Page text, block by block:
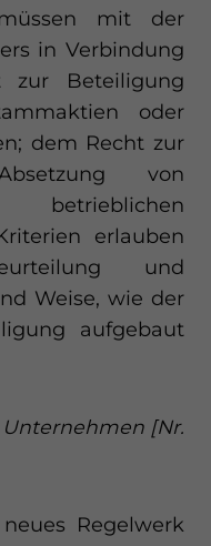
müssen mit der
in Verbindung
zur Beteiligung
oder
dem Recht zur
von
erlauben
und
Weise, wie der
aufgebaut
[Nr.
Regelwerk